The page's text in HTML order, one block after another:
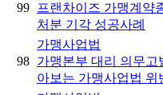
99
프랜차이즈 가맹계약
처분 기각 성공사례
98
가맹사업법
가맹본부 대리 의무
아보는 가맹사업법 위